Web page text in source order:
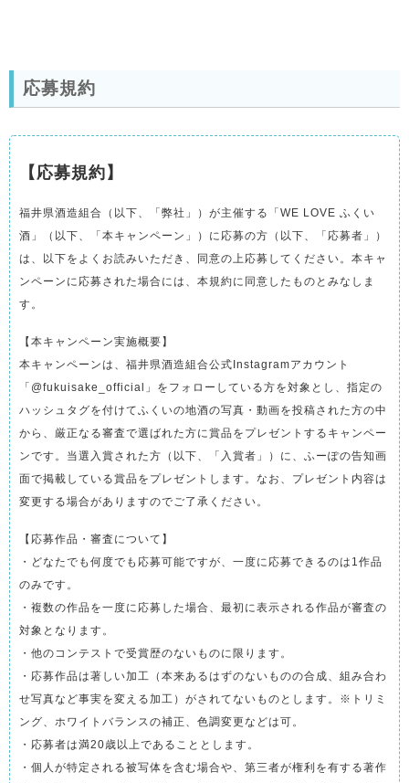
応募規約
【応募規約】
福井県酒造組合（以下、「弊社」）が主催する「WE LOVE ふくい
酒」（以下、「本キャンペーン」）に応募の方（以下、「応募者」）
は、以下をよくお読みいただき、同意の上応募してください。本キャ
ンペーンに応募された場合には、本規約に同意したものとみなしま
す。
【本キャンペーン実施概要】
本キャンペーンは、福井県酒造組合公式Instagramアカウント
「@fukuisake_official」をフォローしている方を対象とし、指定の
ハッシュタグを付けてふくいの地酒の写真・動画を投稿された方の中
から、厳正なる審査で選ばれた方に賞品をプレゼントするキャンペー
ンです。当選入賞された方（以下、「入賞者」）に、ふーぽの告知画
面で掲載している賞品をプレゼントします。なお、プレゼント内容は
変更する場合がありますのでご了承ください。
【応募作品・審査について】
・どなたでも何度でも応募可能ですが、一度に応募できるのは1作品
のみです。
・複数の作品を一度に応募した場合、最初に表示される作品が審査の
対象となります。
・他のコンテストで受賞歴のないものに限ります。
・応募作品は著しい加工（本来あるはずのないものの合成、組み合わ
せ写真など事実を変える加工）がされてないものとします。※トリミ
ング、ホワイトバランスの補正、色調変更などは可。
・応募者は満20歳以上であることとします。
・個人が特定される被写体を含む場合や、第三者が権利を有する著作